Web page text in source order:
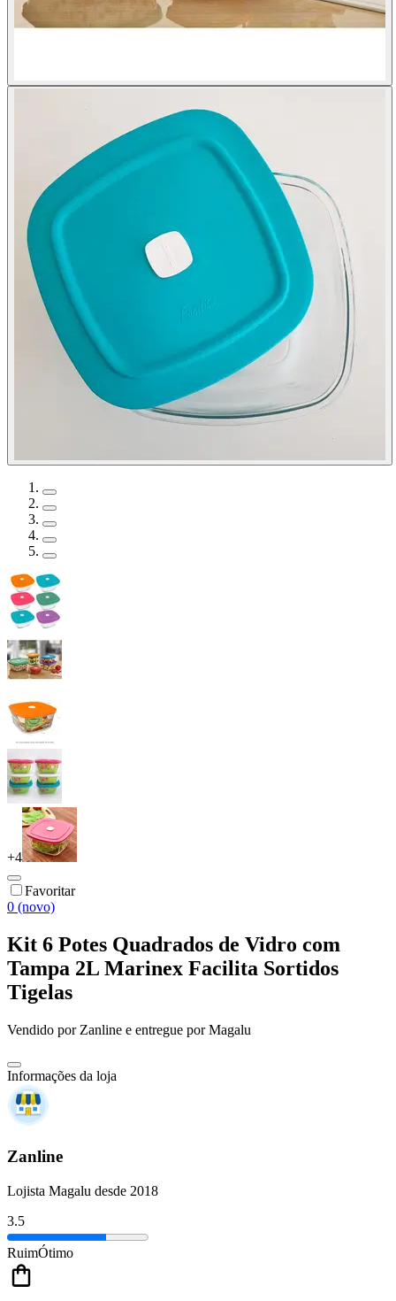
+4
Favoritar
0 (novo)
Kit 6 Potes Quadrados de Vidro com
Tampa 2L Marinex Facilita Sortidos
Tigelas
Vendido por Zanline e entregue por Magalu
Informações da loja
Zanline
Lojista Magalu desde 2018
3.5
RuimÓtimo